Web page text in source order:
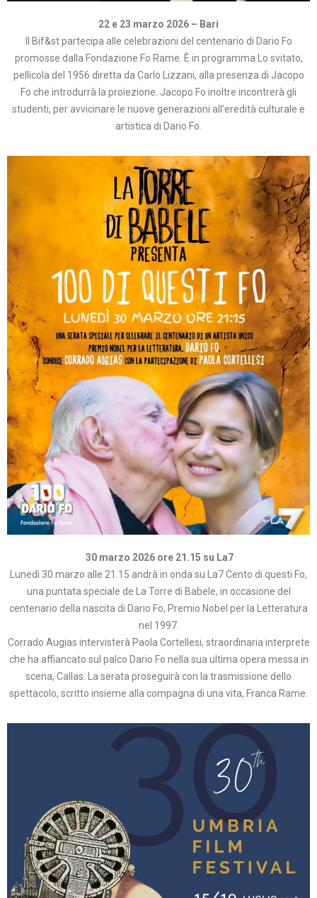
22 e 23 marzo 2026 – Bari
Il Bif&st partecipa alle celebrazioni del centenario di Dario Fo
promosse dalla Fondazione Fo Rame. È in programma Lo svitato,
pellicola del 1956 diretta da Carlo Lizzani, alla presenza di Jacopo
Fo che introdurrà la proiezione. Jacopo Fo inoltre incontrerà gli
studenti, per avvicinare le nuove generazioni all’eredità culturale e
artistica di Dario Fo.
30 marzo 2026 ore 21.15 su La7
Lunedì 30 marzo alle 21.15 andrà in onda su La7 Cento di questi Fo,
una puntata speciale de La Torre di Babele, in occasione del
centenario della nascita di Dario Fo, Premio Nobel per la Letteratura
nel 1997.
Corrado Augias intervisterà Paola Cortellesi, straordinaria interprete
che ha affiancato sul palco Dario Fo nella sua ultima opera messa in
scena, Callas. La serata proseguirà con la trasmissione dello
spettacolo, scritto insieme alla compagna di una vita, Franca Rame.